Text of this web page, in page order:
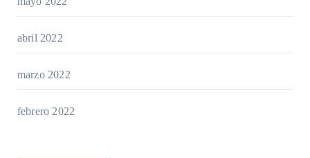
abril 2022
marzo 2022
febrero 2022